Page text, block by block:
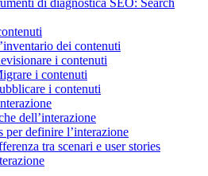
dei contenuti
i contenuti
i contenuti
i contenuti
dell’interazione
per definire l’interazione
tra scenari e user stories